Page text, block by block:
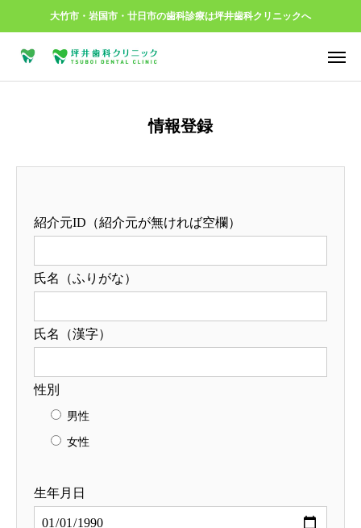
大竹市・岩国市・廿日市の歯科診療は坪井歯科クリニックへ
情報登録
紹介元ID（紹介元が無ければ空欄）
氏名（ふりがな）
氏名（漢字）
性別
男性
女性
生年月日
当院について
クリニックからのお知らせ